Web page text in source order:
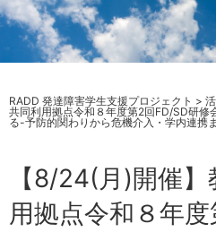
RADD 発達障害学生支援プロジェクト >
共同利用拠点令和８年度第2回FD/SD研修
る-予防的関わりから危機介入・学内連携
【8/24(月)開催
用拠点令和８年